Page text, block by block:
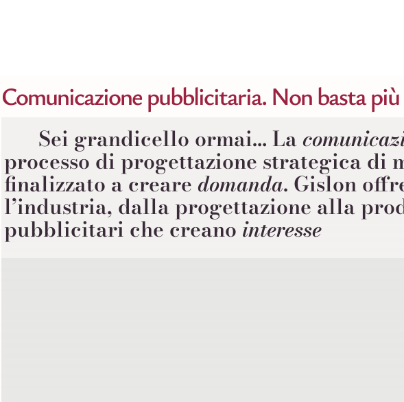
Comunicazione pubblicitaria. Non basta
Sei grandicello ormai… La
processo di progettazione strategica di
finalizzato a crearedomanda. Gislon
l’industria, dalla progettazione alla
pubblicitari che creano interesse